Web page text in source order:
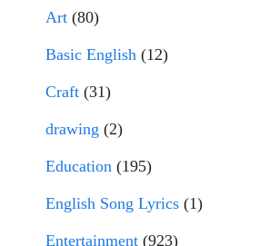
Art (80)
Basic English (12)
Craft (31)
drawing (2)
Education (195)
English Song Lyrics (1)
Entertainment (923)